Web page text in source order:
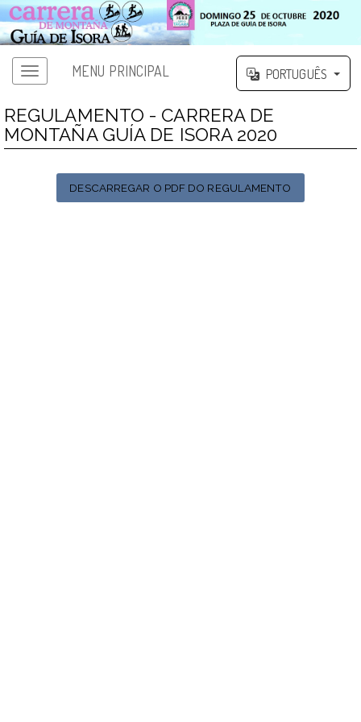
MENU PRINCIPAL PORTUGUÊS
REGULAMENTO - CARRERA DE
MONTAÑA GUÍA DE ISORA 2020
DESCARREGAR O PDF DO REGULAMENTO